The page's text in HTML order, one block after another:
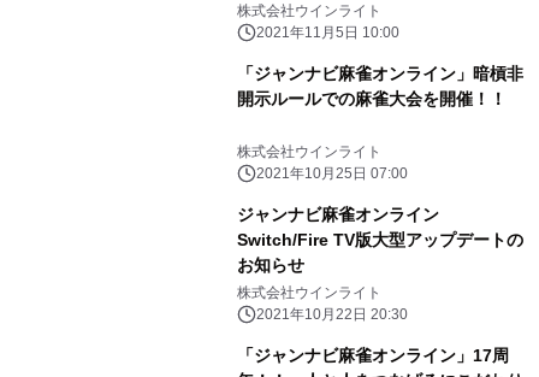
株式会社ウインライト
2021年11月5日 10:00
「ジャンナビ麻雀オンライン」暗槓非
開示ルールでの麻雀大会を開催！！
株式会社ウインライト
2021年10月25日 07:00
ジャンナビ麻雀オンライン
Switch/Fire TV版大型アップデートの
お知らせ
株式会社ウインライト
2021年10月22日 20:30
「ジャンナビ麻雀オンライン」17周